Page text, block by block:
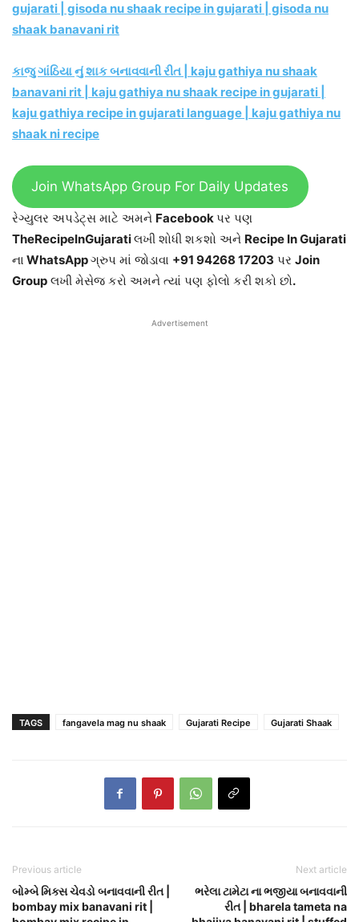
gujarati | gisoda nu shaak recipe in gujarati | gisoda nu
shaak banavani rit
કાજુ ગાંઠિયા નું શાક બનાવવાની રીત | kaju gathiya nu shaak
banavani rit | kaju gathiya nu shaak recipe in gujarati |
kaju gathiya recipe in gujarati language | kaju gathiya nu
shaak ni recipe
Join WhatsApp Group For Daily Updates
રેગ્યુલર અપડેટ્સ માટે અમને Facebook પર પણ
TheRecipeInGujaratiલખી શોધી શકશો અને Recipe In Gujarati
ના WhatsAppગ્રુપ માં જોડાવા +91 94268 17203 પર Join
Group લખી મેસેજ કરો અમને ત્યાં પણ ફોલો કરી શકો છો.
Advertisement
TAGS fangavela mag nu shaak Gujarati Recipe Gujarati Shaak
Previous article
બોમ્બે મિક્સ ચેવડો બનાવવાની રીત |
bombay mix banavani rit |
Next article
ભરેલા ટામેટા ના ભજીયા બનાવવાની
રીત | bharela tameta na